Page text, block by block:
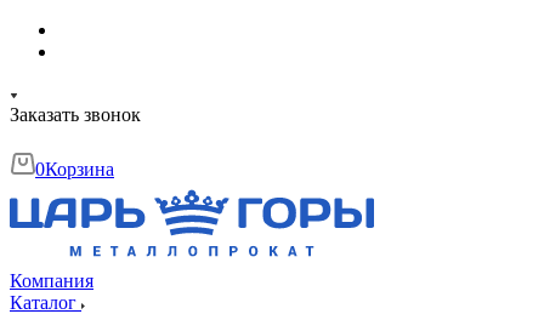
Заказать звонок
0Корзина
Компания
Каталог